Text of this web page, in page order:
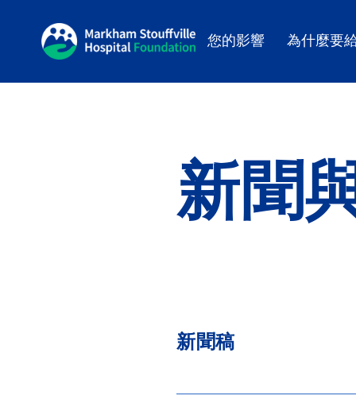
您的影響 為什麼要
新聞
新聞稿